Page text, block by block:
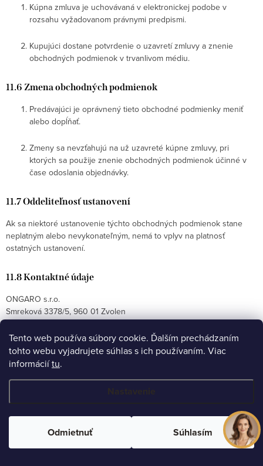
Tento web používa súbory cookie. Ďalším prechádzaním
tohto webu vyjadrujete súhlas s ich používaním. Viac
informáciítu.
Odmietnuť Súhlasím
Kúpna zmluva je uchovávaná v elektronickej podobe v
rozsahu vyžadovanom právnymi predpismi.
Kupujúci dostane potvrdenie o uzavretí zmluvy a znenie
obchodných podmienok v trvanlivom médiu.
11.6 Zmena obchodných podmienok
Predávajúci je oprávnený tieto obchodné podmienky meniť
alebo dopĺňať.
Zmeny sa nevzťahujú na už uzavreté kúpne zmluvy, pri
ktorých sa použije znenie obchodných podmienok účinné v
čase odoslania objednávky.
11.7 Oddeliteľnosť ustanovení
Ak sa niektoré ustanovenie týchto obchodných podmienok stane
neplatným alebo nevykonateľným, nemá to vplyv na platnosť
ostatných ustanovení.
11.8 Kontaktné údaje
ONGARO s.r.o.
Smreková 3378/5, 960 01 Zvolen
Korešpondenčná a reklamačná adresa: J. Jesenského 11, 960 01
Zvolen
E-mail: info@ongaro.sk
Telefón: +421 917 886 601
Tieto obchodné podmienky nadobúdajú účinnosť dňa 20. apríla